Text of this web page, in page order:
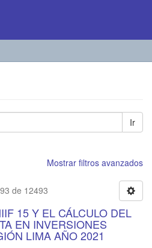
Ir
Mostrar filtros avanzados
de 12493
15 Y EL CÁLCULO DEL
EN INVERSIONES
LIMA AÑO 2021